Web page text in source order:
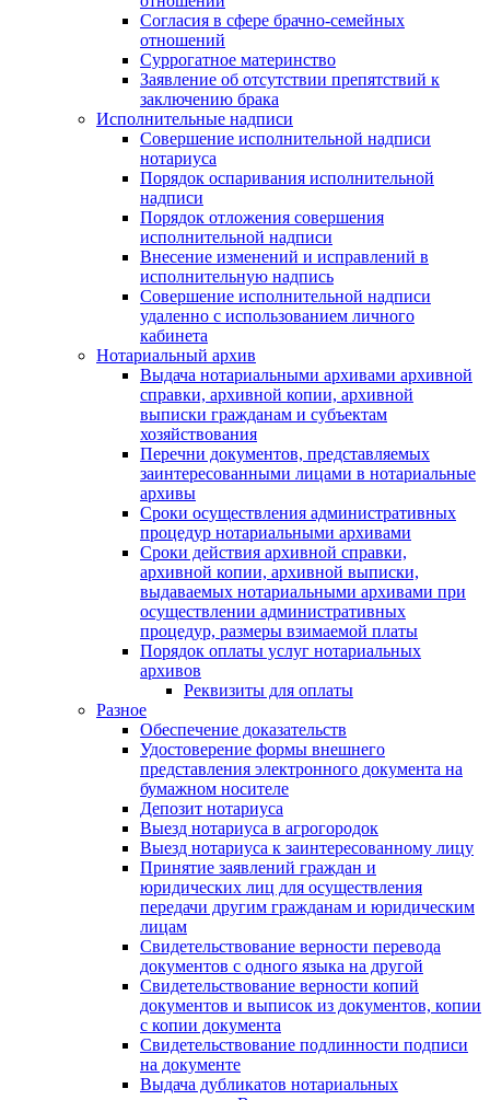
Согласия в сфере брачно-семейных
отношений
Суррогатное материнство
Заявление об отсутствии препятствий к
заключению брака
Исполнительные надписи
Совершение исполнительной надписи
нотариуса
Порядок оспаривания исполнительной
надписи
Порядок отложения совершения
исполнительной надписи
Внесение изменений и исправлений в
исполнительную надпись
Совершение исполнительной надписи
удаленно с использованием личного
кабинета
Нотариальный архив
Выдача нотариальными архивами архивной
справки, архивной копии, архивной
выписки гражданам и субъектам
хозяйствования
Перечни документов, представляемых
заинтересованными лицами в нотариальные
архивы
Сроки осуществления административных
процедур нотариальными архивами
Сроки действия архивной справки,
архивной копии, архивной выписки,
выдаваемых нотариальными архивами при
осуществлении административных
процедур, размеры взимаемой платы
Порядок оплаты услуг нотариальных
архивов
Реквизиты для оплаты
Разное
Обеспечение доказательств
Удостоверение формы внешнего
представления электронного документа на
бумажном носителе
Депозит нотариуса
Выезд нотариуса в агрогородок
Выезд нотариуса к заинтересованному лицу
Принятие заявлений граждан и
юридических лиц для осуществления
передачи другим гражданам и юридическим
лицам
Свидетельствование верности перевода
документов с одного языка на другой
Свидетельствование верности копий
документов и выписок из документов, копии
с копии документа
Свидетельствование подлинности подписи
на документе
Выдача дубликатов нотариальных